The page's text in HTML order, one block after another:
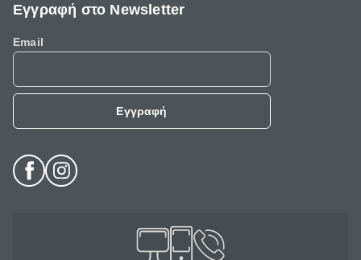
Εγγραφή στο Newsletter
Email
Εγγραφή